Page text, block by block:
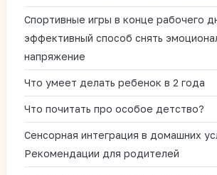
Спортивные игры в конце рабочего
эффективный способ снять
напряжение
Что умеет делать ребенок в 2 года
Что почитать про особое детство?
Сенсорная интеграция в домашних
Рекомендации для родителей